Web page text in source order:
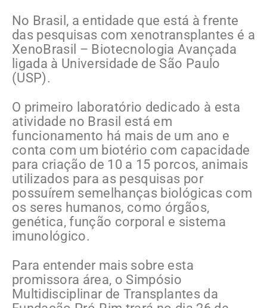
No Brasil, a entidade que está à frente
das pesquisas com xenotransplantes é a
XenoBrasil – Biotecnologia Avançada
ligada à Universidade de São Paulo
(USP).
O primeiro laboratório dedicado à esta
atividade no Brasil está em
funcionamento há mais de um ano e
conta com um biotério com capacidade
para criação de 10 a 15 porcos, animais
utilizados para as pesquisas por
possuírem semelhanças biológicas com
os seres humanos, como órgãos,
genética, função corporal e sistema
imunológico.
Para entender mais sobre esta
promissora área, o Simpósio
Multidisciplinar de Transplantes da